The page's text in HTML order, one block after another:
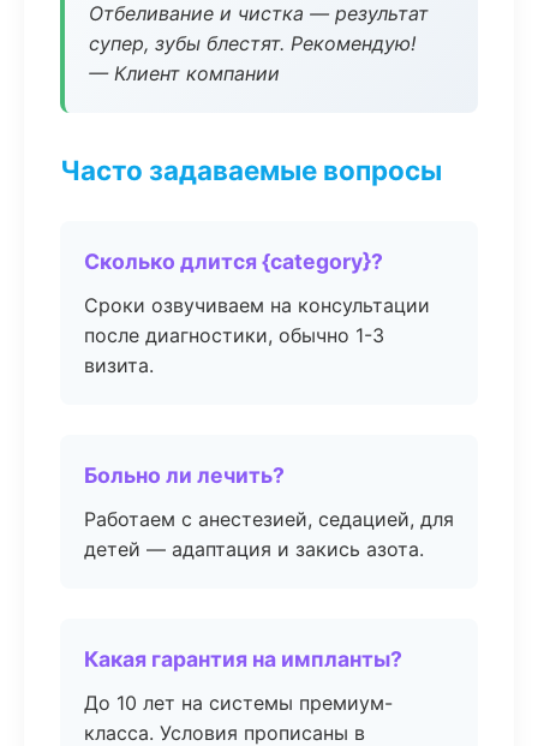
Отбеливание и чистка — результат
супер, зубы блестят. Рекомендую!
— Клиент компании
Часто задаваемые вопросы
Сколько длится {category}?
Сроки озвучиваем на консультации
после диагностики, обычно 1-3
визита.
Больно ли лечить?
Работаем с анестезией, седацией, для
детей — адаптация и закись азота.
Какая гарантия на импланты?
До 10 лет на системы премиум-
класса. Условия прописаны в